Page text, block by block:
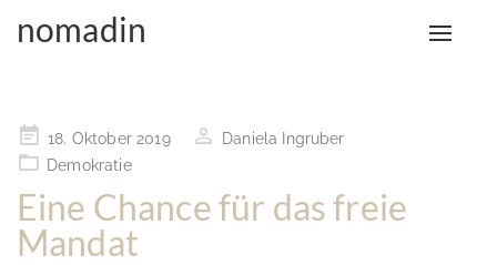
nomadin
Toggle
Posted
on
18. Oktober 2019
Daniela Ingruber
Demokratie
Eine Chance für das freie
Mandat